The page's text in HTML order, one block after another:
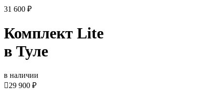
31 600 ₽
Комплект Lite
в Туле
в наличии
29 900 ₽